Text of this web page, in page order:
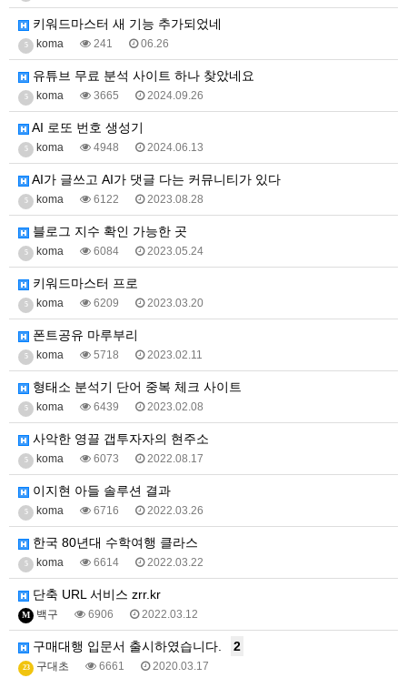
키워드마스터 새 기능 추가되었네
5 koma 241 06.26
유튜브 무료 분석 사이트 하나 찾았네요
5 koma 3665 2024.09.26
AI 로또 번호 생성기
5 koma 4948 2024.06.13
AI가 글쓰고 AI가 댓글 다는 커뮤니티가 있다
5 koma 6122 2023.08.28
블로그 지수 확인 가능한 곳
5 koma 6084 2023.05.24
키워드마스터 프로
5 koma 6209 2023.03.20
폰트공유 마루부리
5 koma 5718 2023.02.11
형태소 분석기 단어 중복 체크 사이트
5 koma 6439 2023.02.08
사악한 영끌 갭투자자의 현주소
5 koma 6073 2022.08.17
이지현 아들 솔루션 결과
5 koma 6716 2022.03.26
한국 80년대 수학여행 클라스
5 koma 6614 2022.03.22
단축 URL 서비스 zrr.kr
M 백구 6906 2022.03.12
구매대행 입문서 출시하였습니다. 2
23 구대초 6661 2020.03.17